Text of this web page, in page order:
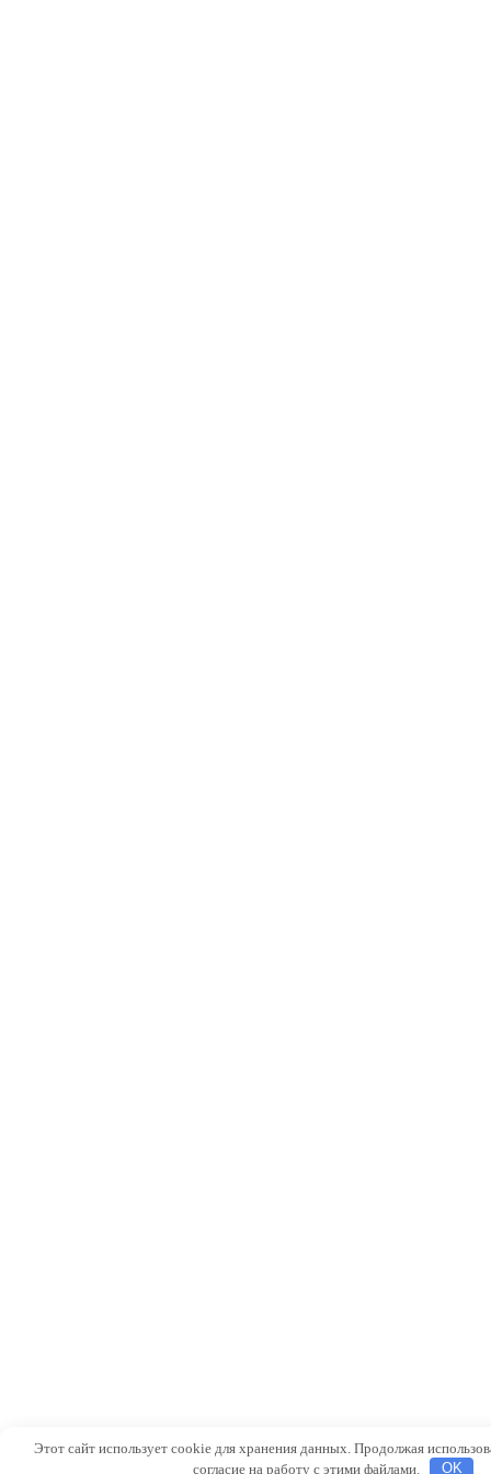
Этот сайт использует cookie для хранения данных. Продолжая
согласие на работу с этими файлами.
OK